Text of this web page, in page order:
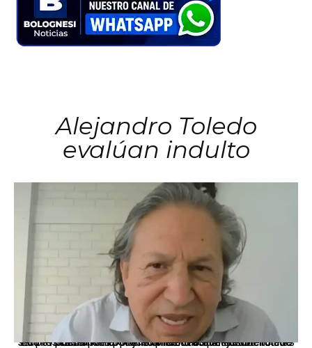
Alejandro Toledo
evalúan indulto
La presidenta Keiko Fujimori informó que la solicitud de indulto presentada por el expresidente Alejandro Toledo será evaluada por la Comisión de Gracias Presidenciales conforme al procedimiento establecido.